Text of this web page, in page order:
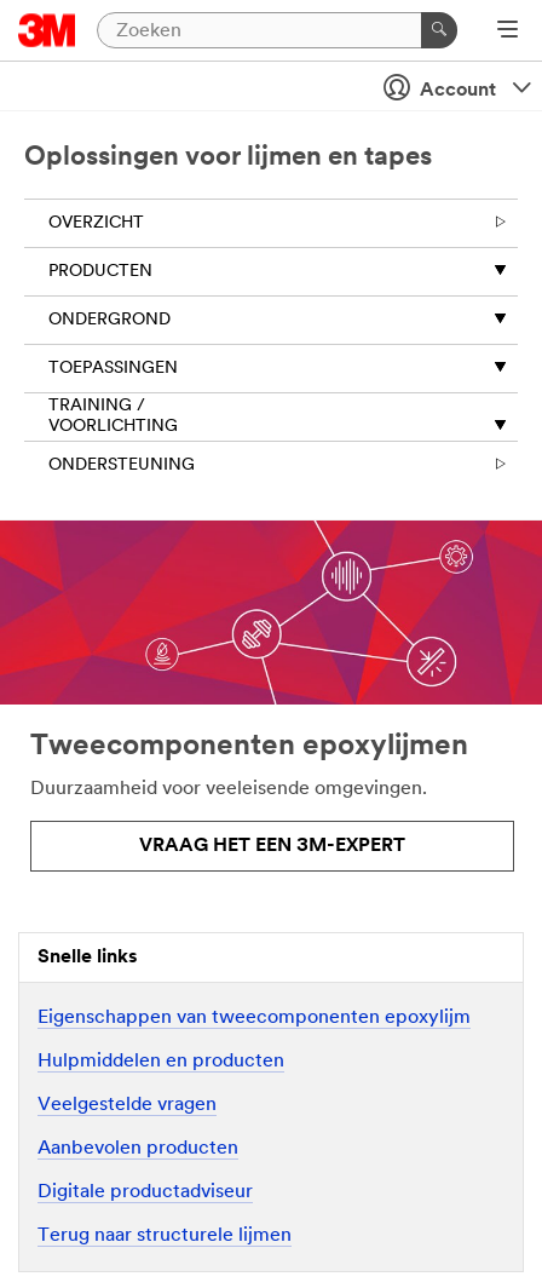
Account
Oplossingen voor lijmen en tapes
OVERZICHT
PRODUCTEN
ONDERGROND
TOEPASSINGEN
TRAINING /
VOORLICHTING
ONDERSTEUNING
Tweecomponenten epoxylijmen
Duurzaamheid voor veeleisende omgevingen.
VRAAG HET EEN 3M-EXPERT
Snelle links
Eigenschappen van tweecomponenten epoxylijm
Hulpmiddelen en producten
Veelgestelde vragen
Aanbevolen producten
Digitale productadviseur
Terug naar structurele lijmen